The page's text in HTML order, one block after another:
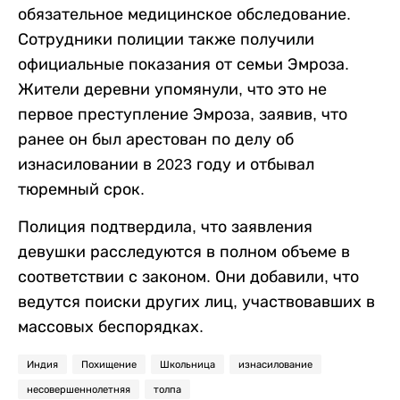
обязательное медицинское обследование.
Сотрудники полиции также получили
официальные показания от семьи Эмроза.
Жители деревни упомянули, что это не
первое преступление Эмроза, заявив, что
ранее он был арестован по делу об
изнасиловании в 2023 году и отбывал
тюремный срок.
Полиция подтвердила, что заявления
девушки расследуются в полном объеме в
соответствии с законом. Они добавили, что
ведутся поиски других лиц, участвовавших в
массовых беспорядках.
Индия Похищение Школьница изнасилование
несовершеннолетняя толпа